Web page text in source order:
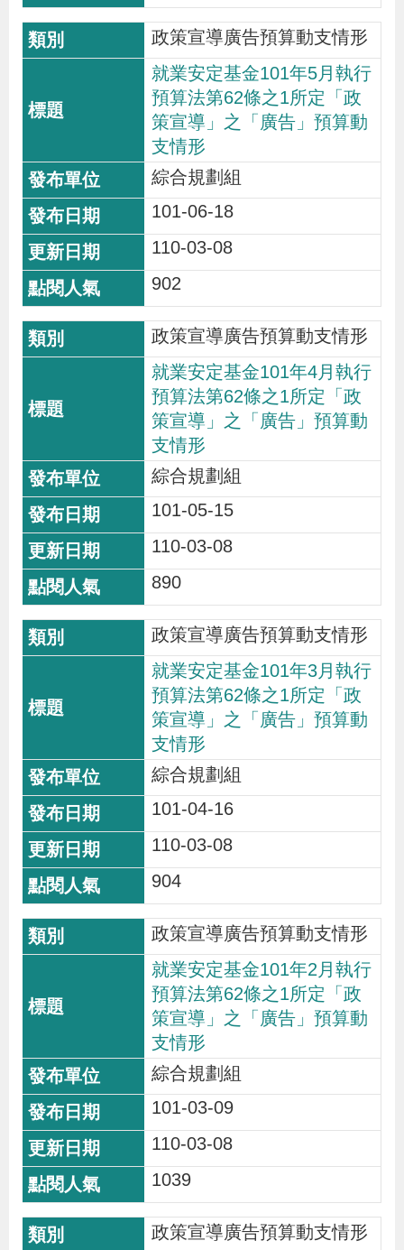
政策宣導廣告預算動支情形
就業安定基金101年5月執行
預算法第62條之1所定「政
策宣導」之「廣告」預算動
支情形
綜合規劃組
101-06-18
110-03-08
902
政策宣導廣告預算動支情形
就業安定基金101年4月執行
預算法第62條之1所定「政
策宣導」之「廣告」預算動
支情形
綜合規劃組
101-05-15
110-03-08
890
政策宣導廣告預算動支情形
就業安定基金101年3月執行
預算法第62條之1所定「政
策宣導」之「廣告」預算動
支情形
綜合規劃組
101-04-16
110-03-08
904
政策宣導廣告預算動支情形
就業安定基金101年2月執行
預算法第62條之1所定「政
策宣導」之「廣告」預算動
支情形
綜合規劃組
101-03-09
110-03-08
1039
政策宣導廣告預算動支情形